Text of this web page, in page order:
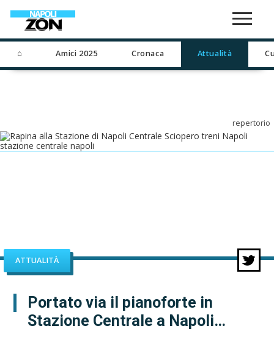
⌂ Amici 2025 Cronaca Attualità
repertorio
ATTUALITÀ
Portato via il pianoforte in
Stazione Centrale a Napoli…